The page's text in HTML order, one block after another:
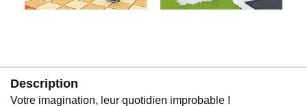
Description
Votre imagination, leur quotidien improbable !